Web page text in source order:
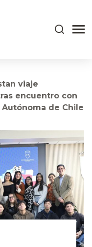
viaje
encuentro con
de Chile